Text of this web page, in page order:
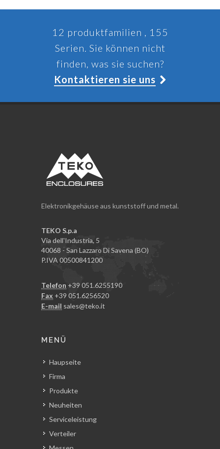
12 produktfamilien , 155
Serien. Sie können nicht
finden, was sie suchen?
Kontaktieren sie uns
Elektronikgehäuse aus kunststoff und metal.
TEKO S.p.a
Via dell'Industria, 5
40068 - San Lazzaro Di Savena (BO)
P.IVA 00500841200
Telefon +39 051.6255190
Fax +39 051.6256520
E-mail sales@teko.it
MENÜ
Haupseite
Firma
Produkte
Neuheiten
Serviceleistung
Verteiler